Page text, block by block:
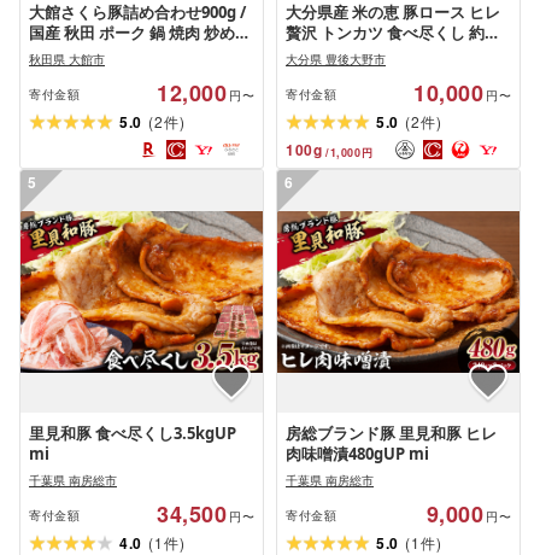
大館さくら豚詰め合わせ900g /
国産 秋田 ポーク 鍋 焼肉 炒めも
の 取り寄せ グルメ お弁当 食材
出荷数 限定
秋田県 大館市
寄付金額 12,000 円〜
5.0 (2件)
大分県産 米の恵 豚ロース ヒレ
贅沢 トンカツ 食べ尽くし 約
1kg 豚肉
大分県 豊後大野市
寄付金額 10,000 円〜
5.0 (2件)
100g /1,000円
5
里見和豚 食べ尽くし3.5kgUP
mi
千葉県 南房総市
寄付金額 34,500 円〜
4.0 (1件)
6
房総ブランド豚 里見和豚 ヒレ
肉味噌漬480gUP mi
千葉県 南房総市
寄付金額 9,000 円〜
5.0 (1件)